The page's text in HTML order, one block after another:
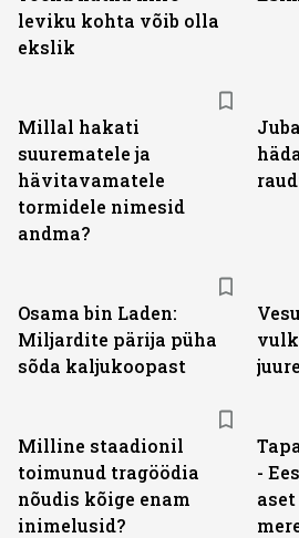
leviku kohta võib olla
ekslik
Millal hakati
suurematele ja
hävitavamatele
tormidele nimesid
andma?
Osama bin Laden:
Miljardite pärija püha
sõda kaljukoopast
Milline staadionil
toimunud tragöödia
nõudis kõige enam
inimelusid?
-